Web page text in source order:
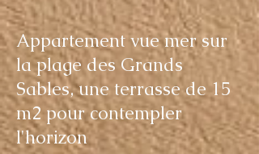
Appartement vue mer sur
la plage des Grands
Sables, une terrasse de 15
m2 pour contempler
l'horizon